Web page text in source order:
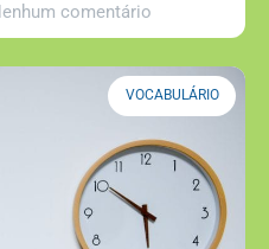
comentário
VOCABULÁRIO